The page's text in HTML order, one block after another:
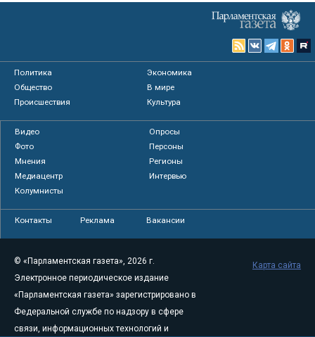
Политика
Экономика
Общество
В мире
Происшествия
Культура
Видео
Опросы
Фото
Персоны
Мнения
Регионы
Медиацентр
Интервью
Колумнисты
Контакты Реклама Вакансии
© «Парламентская газета», 2026 г.
Электронное периодическое издание
«Парламентская газета» зарегистрировано в
Федеральной службе по надзору в сфере
связи, информационных технологий и
Карта сайта